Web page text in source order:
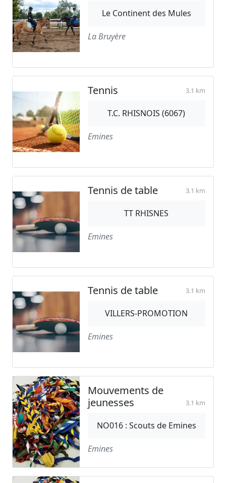
Le Continent des Mules
La Bruyère
Tennis 3.1 km
T.C. RHISNOIS (6067)
Emines
Tennis de table 3.1 km
TT RHISNES
Emines
Tennis de table 3.1 km
VILLERS-PROMOTION
Emines
Mouvements de
jeunesses
3.1 km
NO016 : Scouts de Emines
Emines